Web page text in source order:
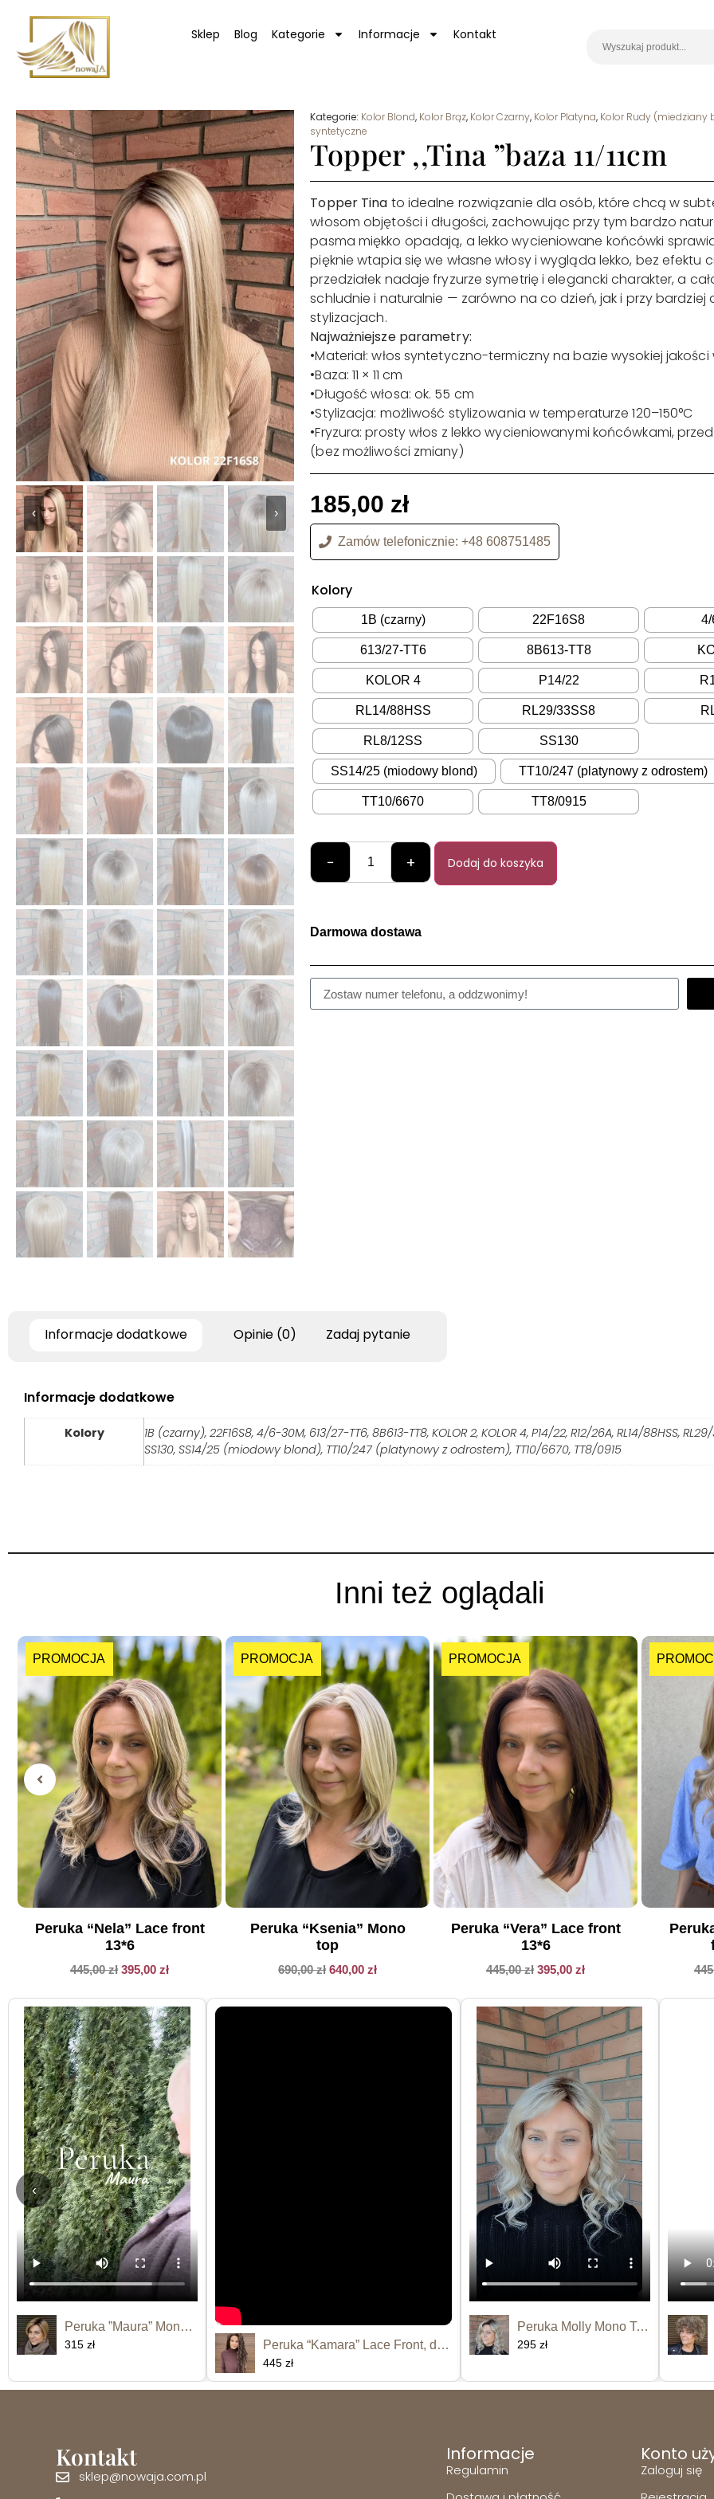
Sklep Blog Kategorie Informacje Kontakt
‹ ›
Kategorie: Kolor Blond, Kolor Brąz, Kolor Czarny, Kolor Platyna, Kolor Rudy (miedziany
syntetyczne
Topper ,,Tina ”baza 11/11cm
Topper Tina to idealne rozwiązanie dla osób, które chcą w
włosom objętości i długości, zachowując przy tym bardzo
pasma miękko opadają, a lekko wycieniowane końcówki
pięknie wtapia się we własne włosy i wygląda lekko, bez efektu
przedziałek nadaje fryzurze symetrię i elegancki charakter, a
schludnie i naturalnie — zarówno na co dzień, jak i przy
stylizacjach.
Najważniejsze parametry:
•Materiał: włos syntetyczno-termiczny na bazie wysokiej
•Baza: 11 × 11 cm
•Długość włosa: ok. 55 cm
•Stylizacja: możliwość stylizowania w temperaturze 120–150°C
•Fryzura: prosty włos z lekko wycieniowanymi końcówkami,
(bez możliwości zmiany)
185,00 zł
Zamów telefonicznie: +48 608751485
Kolory
1B (czarny) 22F16S8 4/
613/27-TT6 8B613-TT8
KOLOR 4 P14/22
RL14/88HSS RL29/33SS8
RL8/12SS SS130
SS14/25 (miodowy blond) TT10/247 (platynowy z odrostem)
TT10/6670 TT8/0915
− + Dodaj do koszyka
Darmowa dostawa
Informacje dodatkowe Opinie (0) Zadaj pytanie
Informacje dodatkowe
Kolory
1B (czarny), 22F16S8, 4/6-30M, 613/27-TT6, 8B613-TT8, KOLOR 2, KOLOR 4, P14/22, R12/26A, RL14/88HSS, RL29/
SS130, SS14/25 (miodowy blond), TT10/247 (platynowy z odrostem), TT10/6670, TT8/0915
Inni też oglądali
PROMOCJA
Peruka “Nela” Lace front
13*6
445,00zł 395,00 zł
PROMOCJA
Peruka “Ksenia” Mono
top
690,00zł 640,00 zł
PROMOCJA
Peruka “Vera” Lace front
13*6
445,00zł 395,00 zł
‹
Peruka ”Maura” Monofilament
315 zł Peruka “Kamara” Lace Front, dostępna...
445 zł
Peruka Molly Mono Top
295 zł
Kontakt
sklep@nowaja.com.pl
Informacje
Regulamin
Konto
Zaloguj się